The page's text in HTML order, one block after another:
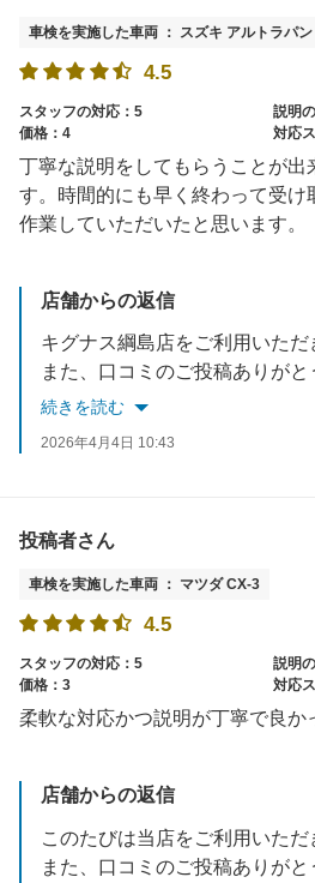
車検を実施した車両 ： スズキ アルトラパン
4.5
スタッフの対応：5
説明
価格：4
対応
丁寧な説明をしてもらうことが出
す。時間的にも早く終わって受け
作業していただいたと思います。
店舗からの返信
また、口コミのご投稿ありがと
有難いお言葉をいただき、スタッフ一
続きを読む
2026年4月4日 10:43
投稿者さん
車検を実施した車両 ： マツダ CX-3
4.5
スタッフの対応：5
説明
価格：3
対応
柔軟な対応かつ説明が丁寧で良か
店舗からの返信
また、口コミのご投稿ありがと